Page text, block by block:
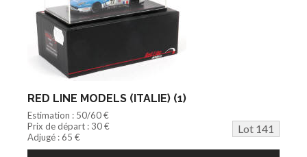
RED LINE MODELS (ITALIE) (1)
Estimation : 50/60 €
Prix de départ : 30 €
Lot 141
Adjugé : 65 €